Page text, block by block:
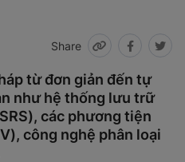
Share
từ đơn giản đến tự
như hệ thống lưu trữ
các phương tiện
công nghệ phân loại